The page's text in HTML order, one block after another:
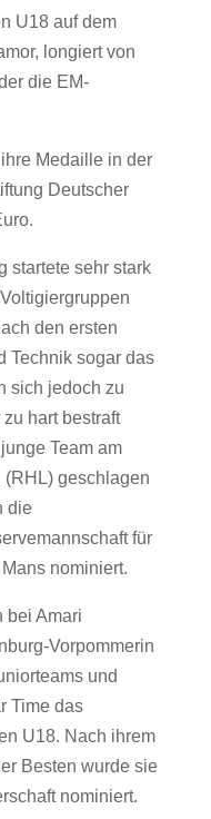
U18 auf dem
longiert von
die EM-
Medaille in der
Deutscher
startete sehr stark
den ersten
Technik sogar das
sich jedoch zu
hart bestraft
Team am
geschlagen
die
für
nominiert.
bei Amari
Vorpommerin
und
Time das
U18. Nach ihrem
Besten wurde sie
nominiert.